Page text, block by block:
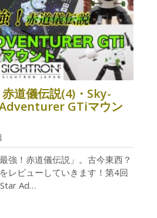
赤道儀伝説(4)・Sky-
GTiマウン
強！赤道儀伝説」。古今東西？
レビューしていきます！第4回
Ad…